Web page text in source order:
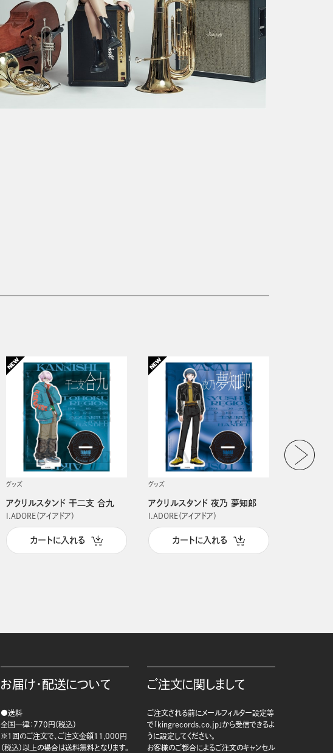
グッズ
アクリルスタンド 干二支 合九
I.ADORE（アイアドア）
カートに入れる
グッズ
アクリルスタンド 夜乃 夢知郎
I.ADORE（アイアドア）
カートに入れる
お届け・配送について
●送料
全国一律：770円（税込）
※1回のご注文で、ご注文金額11,000円
（税込）以上の場合は送料無料となります。
ご注文に関しまして
ご注文される前にメールフィルター設定等
で「kingrecords.co.jp」から受信できるよ
うに設定してください。
お客様のご都合によるご注文のキャンセル